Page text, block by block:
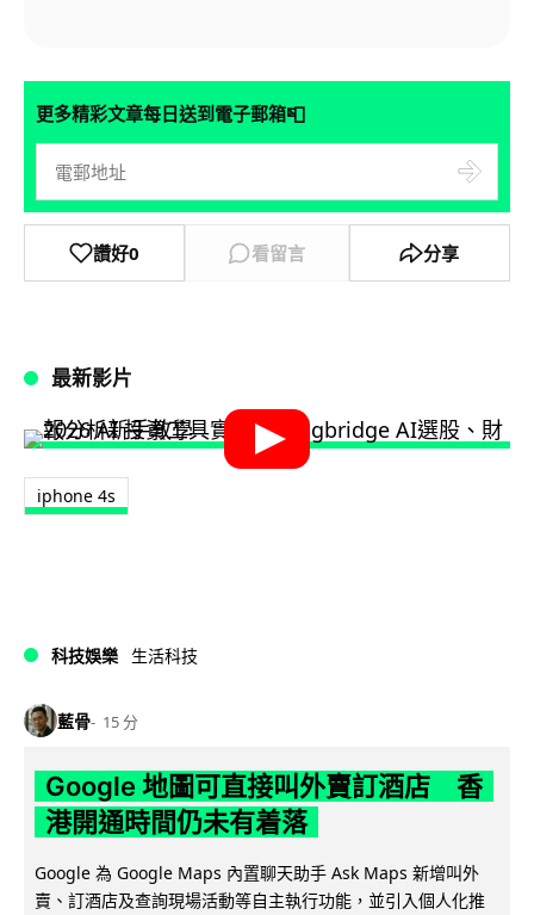
更多精彩文章每日送到電子郵箱📮
讚好0 看留言 分享
最新影片
iphone 4s
科技娛樂 生活科技
藍骨 15 分
Google 地圖可直接叫外賣訂酒店 香
港開通時間仍未有着落
Google 為 Google Maps 內置聊天助手 Ask Maps 新增叫外
賣、訂酒店及查詢現場活動等自主執行功能，並引入個人化推